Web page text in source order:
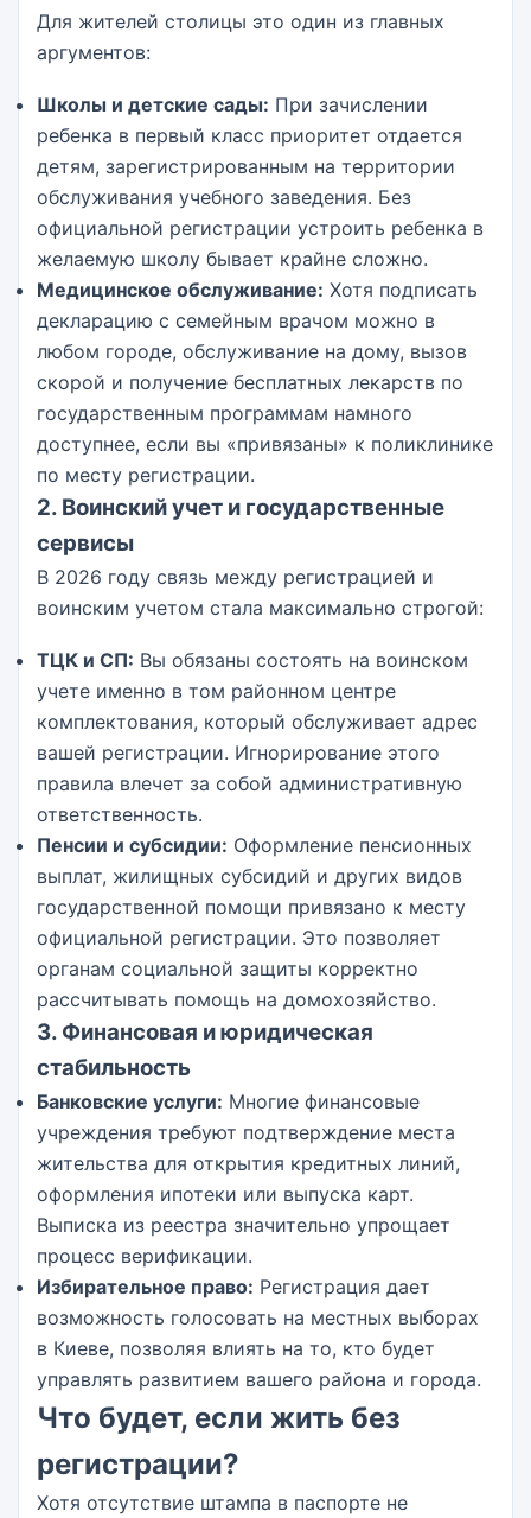
Для жителей столицы это один из главных
аргументов:
Школы и детские сады: При зачислении
ребенка в первый класс приоритет отдается
детям, зарегистрированным на территории
обслуживания учебного заведения. Без
официальной регистрации устроить ребенка в
желаемую школу бывает крайне сложно.
Медицинское обслуживание: Хотя подписать
декларацию с семейным врачом можно в
любом городе, обслуживание на дому, вызов
скорой и получение бесплатных лекарств по
государственным программам намного
доступнее, если вы «привязаны» к поликлинике
по месту регистрации.
2. Воинский учет и государственные
сервисы
В 2026 году связь между регистрацией и
воинским учетом стала максимально строгой:
ТЦК и СП: Вы обязаны состоять на воинском
учете именно в том районном центре
комплектования, который обслуживает адрес
вашей регистрации. Игнорирование этого
правила влечет за собой административную
ответственность.
Пенсии и субсидии: Оформление пенсионных
выплат, жилищных субсидий и других видов
государственной помощи привязано к месту
официальной регистрации. Это позволяет
органам социальной защиты корректно
рассчитывать помощь на домохозяйство.
3. Финансовая и юридическая
стабильность
Банковские услуги: Многие финансовые
учреждения требуют подтверждение места
жительства для открытия кредитных линий,
оформления ипотеки или выпуска карт.
Выписка из реестра значительно упрощает
процесс верификации.
Избирательное право: Регистрация дает
возможность голосовать на местных выборах
в Киеве, позволяя влиять на то, кто будет
управлять развитием вашего района и города.
Что будет, если жить без
регистрации?
Хотя отсутствие штампа в паспорте не